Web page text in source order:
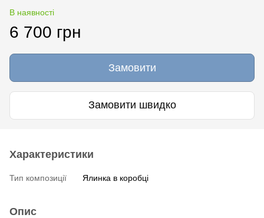
В наявності
6 700 грн
Замовити
Замовити швидко
Характеристики
Тип композиції Ялинка в коробці
Опис